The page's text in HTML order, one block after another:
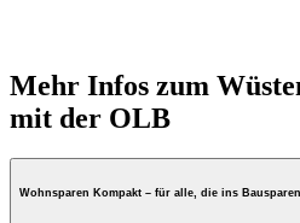
Mehr Infos zum
mit der OLB
Wohnsparen Kompakt – für alle, die ins